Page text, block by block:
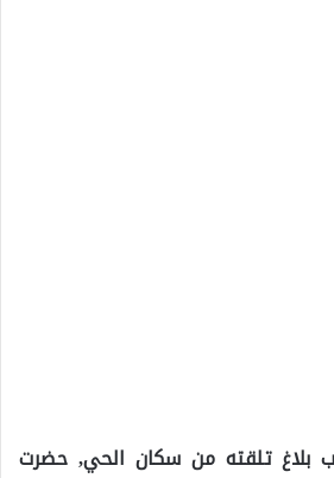
بلاغ تلقته من سكان الحي, حضرت